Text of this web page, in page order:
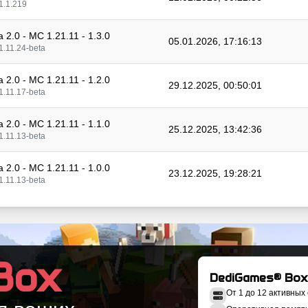
2.0 - MC 1.21.11 - 1.3.0
beta
05.01.2026, 17:16:13
2.0 - MC 1.21.11 - 1.2.0
beta
29.12.2025, 00:50:01
2.0 - MC 1.21.11 - 1.1.0
beta
25.12.2025, 13:42:36
2.0 - MC 1.21.11 - 1.0.0
beta
23.12.2025, 19:28:21
2.0 - MC 1.21.1 - 19.0.0 04.12.2025, 23:51:53
2.0 - MC 1.21.10 - 1.3.0 30.10.2025, 12:52:41
DediGames® Box
От 1 до 12 активных